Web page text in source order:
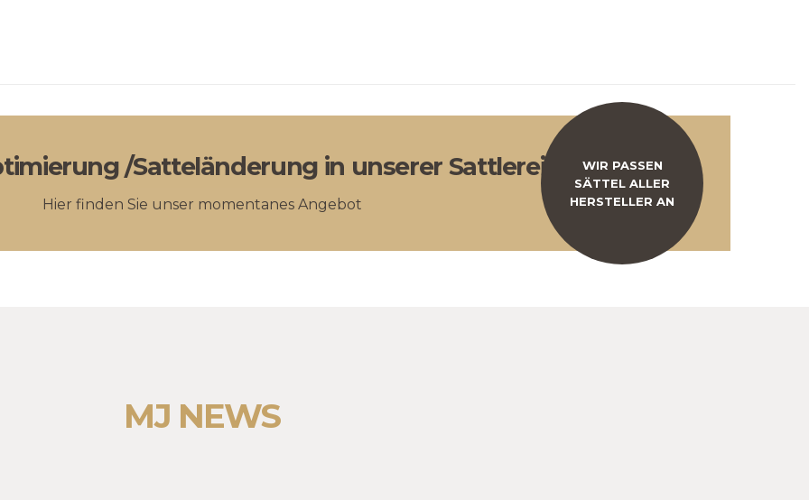
/Satteländerung in unserer Sattlerei
Hier finden Sie unser momentanes Angebot
WIR PASSEN
SÄTTEL ALLER
HERSTELLER AN
MJ NEWS